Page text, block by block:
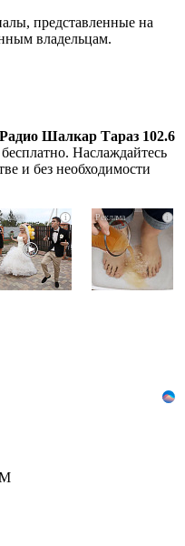
представленные на
владельцам.
Радио Шалкар Тараз 102.6
Наслаждайтесь
и без необходимости
i
Этот
танец
невесты
оставит
вас
i